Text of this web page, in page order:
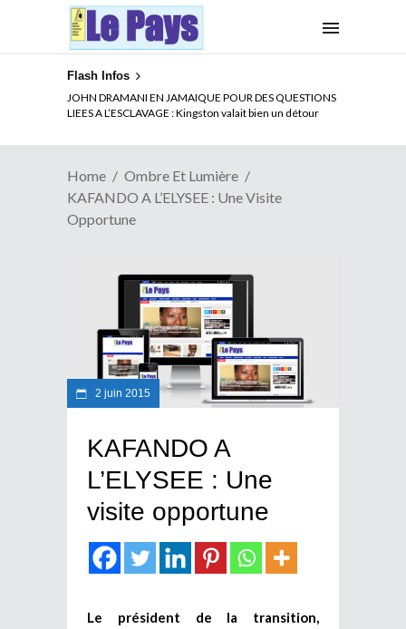
Flash Infos
ELECTION DE TALON A LA TETE DU SENAT BENINOIS :
Quand Patrice quitte le pouvoir sans partir !
Home
Ombre Et Lumière
KAFANDO A L’ELYSEE : Une Visite
Opportune
2 juin 2015
KAFANDO A
L’ELYSEE : Une
visite opportune
Le président de la transition,